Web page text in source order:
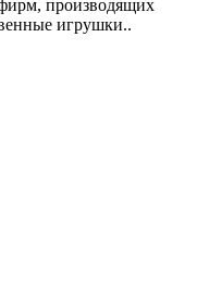
производящих
игрушки..